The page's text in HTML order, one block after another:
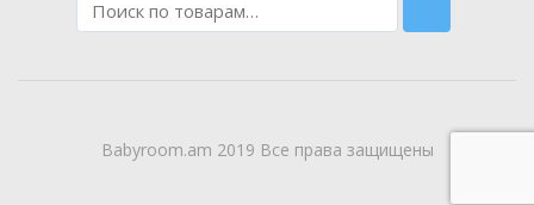
Babyroom.am 2019 Все права защищены